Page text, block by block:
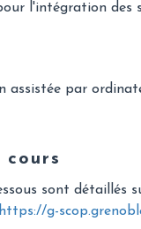
l'intégration des
assistée par
cours
sont détaillés
https://g-